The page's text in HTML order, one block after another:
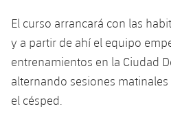
Palau Blaugrana
El curso arrancará con las
y a partir de ahí el equipo
entrenamientos en la Ciudad
alternando sesiones
el césped.